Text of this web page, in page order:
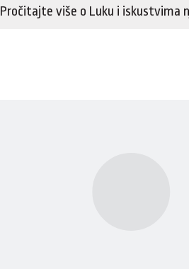
Pročitajte više o Luku i iskustvima